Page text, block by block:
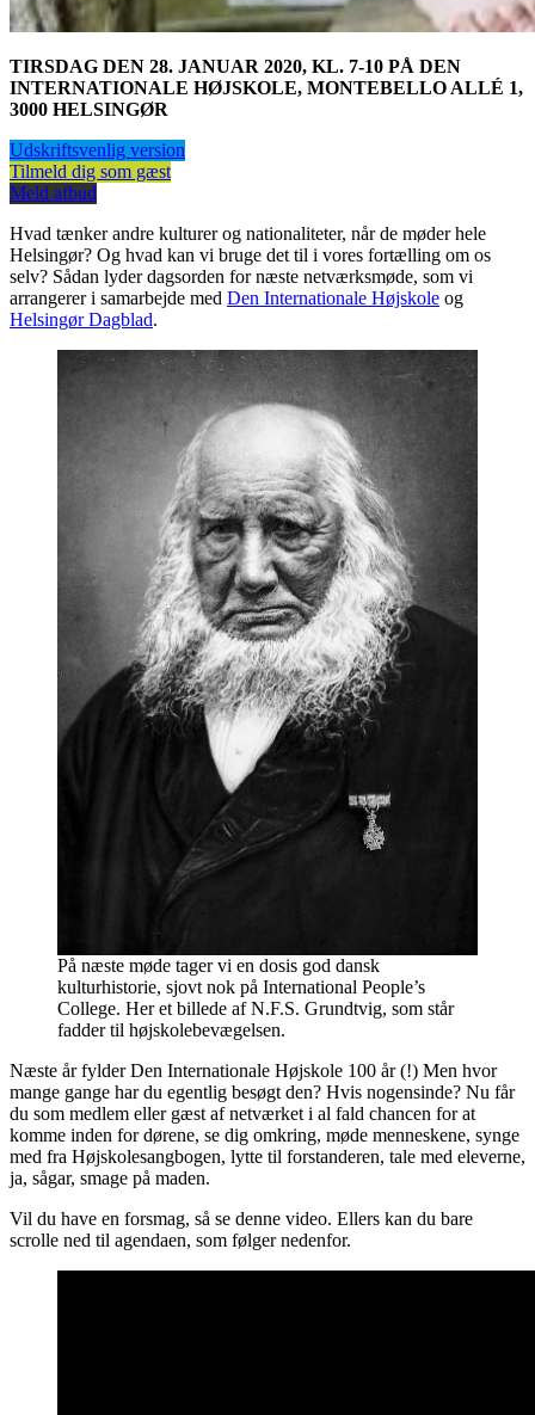
TIRSDAG DEN 28. JANUAR 2020, KL. 7-10 PÅ DEN
INTERNATIONALE HØJSKOLE, MONTEBELLO ALLÉ 1,
3000 HELSINGØR
Udskriftsvenlig version
Tilmeld dig som gæst
Meld afbud
Hvad tænker andre kulturer og nationaliteter, når de møder hele
Helsingør? Og hvad kan vi bruge det til i vores fortælling om os
selv? Sådan lyder dagsorden for næste netværksmøde, som vi
arrangerer i samarbejde med Den Internationale Højskole og
Helsingør Dagblad.
På næste møde tager vi en dosis god dansk
kulturhistorie, sjovt nok på International People’s
College. Her et billede af N.F.S. Grundtvig, som står
fadder til højskolebevægelsen.
Næste år fylder Den Internationale Højskole 100 år (!) Men hvor
mange gange har du egentlig besøgt den? Hvis nogensinde? Nu får
du som medlem eller gæst af netværket i al fald chancen for at
komme inden for dørene, se dig omkring, møde menneskene, synge
med fra Højskolesangbogen, lytte til forstanderen, tale med eleverne,
ja, sågar, smage på maden.
Vil du have en forsmag, så se denne video. Ellers kan du bare
scrolle ned til agendaen, som følger nedenfor.